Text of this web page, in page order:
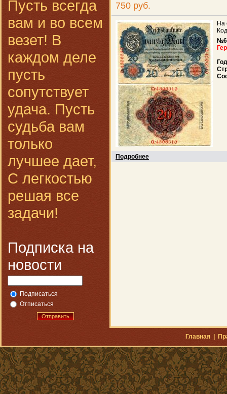
Пусть всегда
вам и во всем
везет! В
каждом деле
пусть
сопутствует
удача. Пусть
судьба вам
только
лучшее дает,
С легкостью
решая все
задачи!
Подписка на
новости
Подписаться
Отписаться
Отправить
750 руб.
На
Год
Подробнее
Главная|